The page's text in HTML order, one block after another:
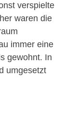
verspielte
waren die
immer eine
gewohnt. In
umgesetzt